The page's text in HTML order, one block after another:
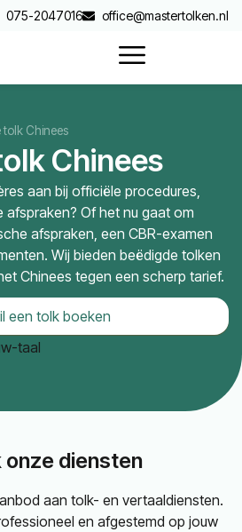
075-2047016 office@mastertolken.nl
tolk Chinees
Chinees
aan bij officiële procedures,
afspraken? Of het nu gaat om
afspraken, een CBR-examen
Wij bieden beëdigde tolken
Chinees tegen een scherp tarief.
een tolk boeken
onze diensten
aan tolk- en vertaaldiensten.
en afgestemd op jouw